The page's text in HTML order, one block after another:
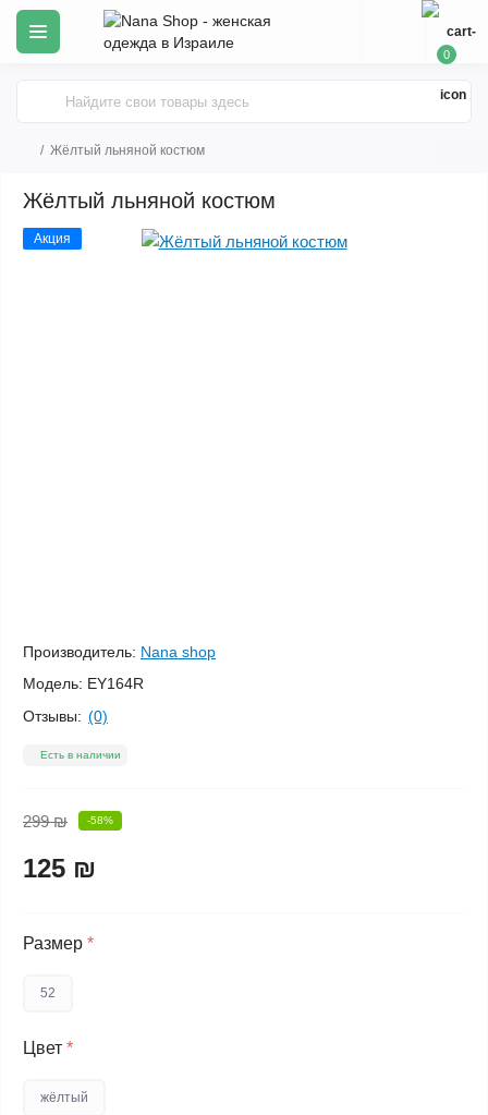
0
Жёлтый льняной костюм
Жёлтый льняной костюм
Акция
Производитель: Nana shop
Модель: EY164R
Отзывы: (0)
Есть в наличии
299 ₪ -58%
125 ₪
Размер *
52
Цвет *
жёлтый